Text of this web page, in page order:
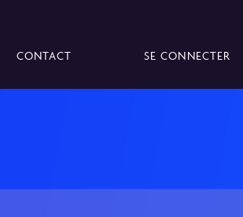
CONTACT SE CONNECTER